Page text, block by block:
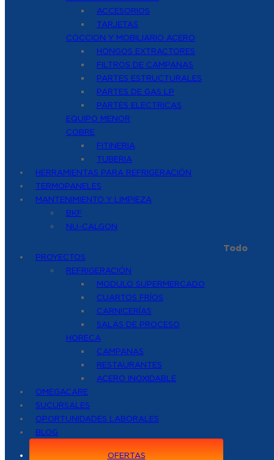
ACCESORIOS
TARJETAS
COCCION Y MOBILIARIO ACERO
HONGOS EXTRACTORES
FILTROS DE CAMPANAS
PARTES ESTRUCTURALES
PARTES DE GAS LP
PARTES ELECTRICAS
EQUIPO MENOR
COBRE
FITINERIA
TUBERIA
HERRAMIENTAS PARA REFRIGERACIÓN
TERMOPANELES
MANTENIMIENTO Y LIMPIEZA
BKF
NU-CALGON
PROYECTOS
REFRIGERACIÓN
MODULO SUPERMERCADO
CUARTOS FRÍOS
CARNICERÍAS
SALAS DE PROCESO
HORECA
CAMPANAS
RESTAURANTES
ACERO INOXIDABLE
OMEGACARE
SUCURSALES
OPORTUNIDADES LABORALES
BLOG
OFERTAS
Todo